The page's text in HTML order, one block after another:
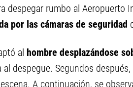
despegar rumbo al Aeropuerto
por las cámaras de seguridad
al hombre desplazándose
despegue. Segundos
A continuación, se